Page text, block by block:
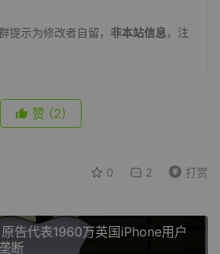
提示为修改者自留， 非本站信息，注
赞 (2)
0 2 打赏
告代表1960万英国iPhone用户
断